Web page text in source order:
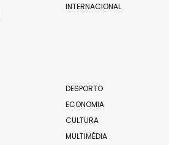
INTERNACIONAL
DESPORTO
ECONOMIA
CULTURA
MULTIMÉDIA